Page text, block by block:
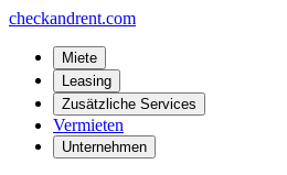
checkandrent.com
Miete
Leasing
Zusätzliche Services
Vermieten
Unternehmen